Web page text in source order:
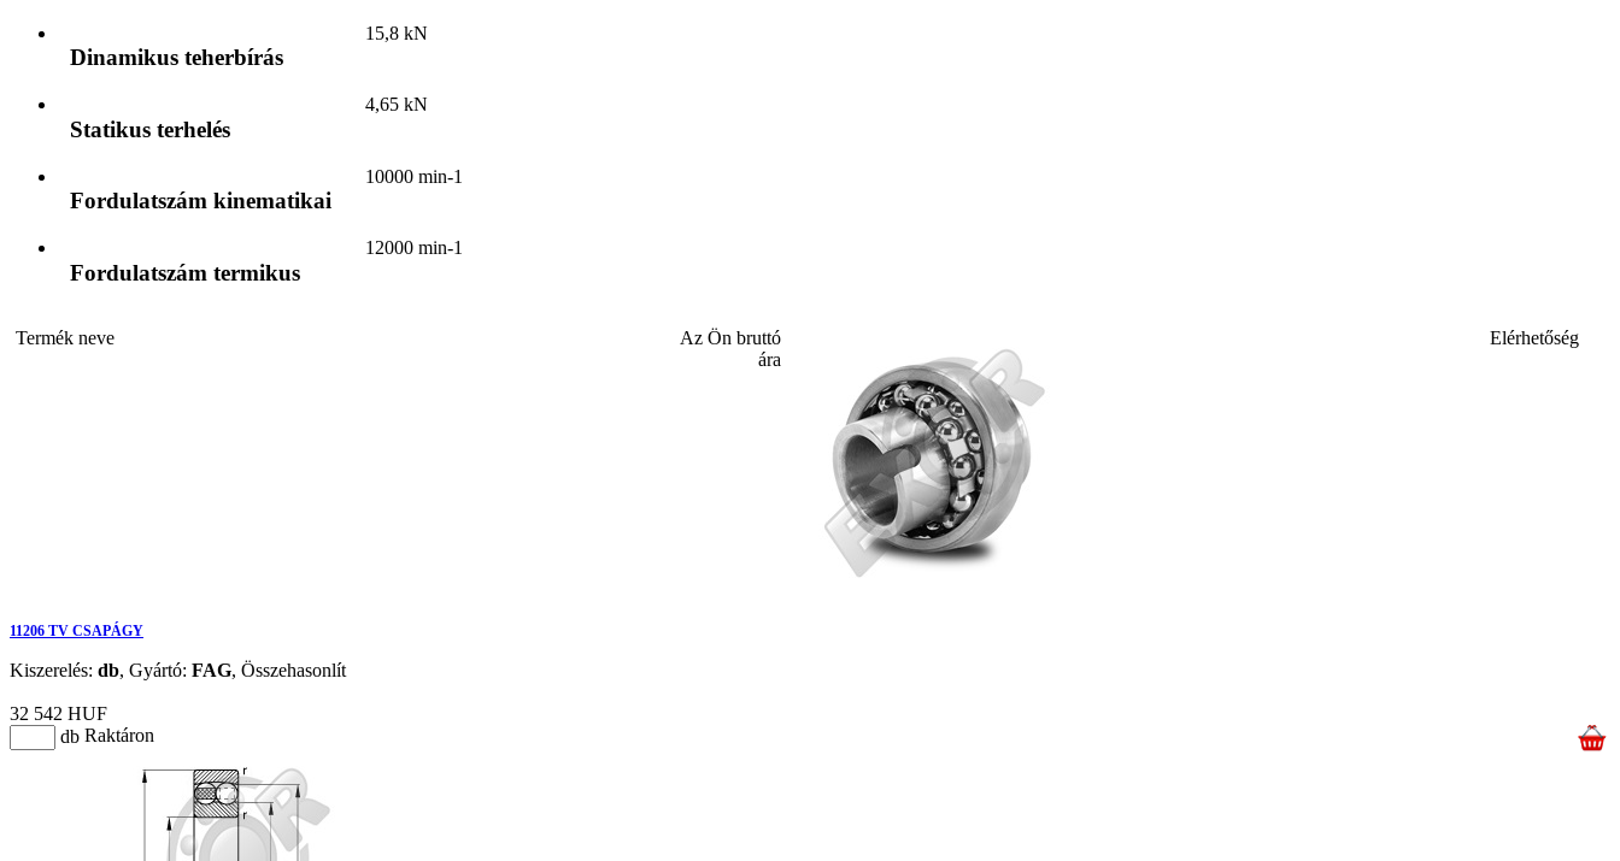
Dinamikus teherbírás
15,8 kN
Statikus terhelés
4,65 kN
Fordulatszám kinematikai
10000 min-1
Fordulatszám termikus
12000 min-1
Termék neve
Az Ön bruttó
ára
Elérhetőség
11206 TV CSAPÁGY
Kiszerelés: db, Gyártó: FAG, Összehasonlít
32 542 HUF
db Raktáron